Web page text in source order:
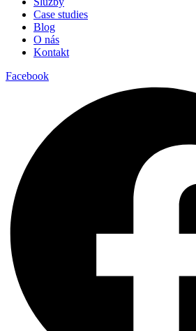
Case studies
Blog
O nás
Kontakt
Facebook